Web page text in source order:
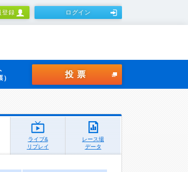
登録 ログイン
投票
ライブ&
リプレイ
レース場
データ